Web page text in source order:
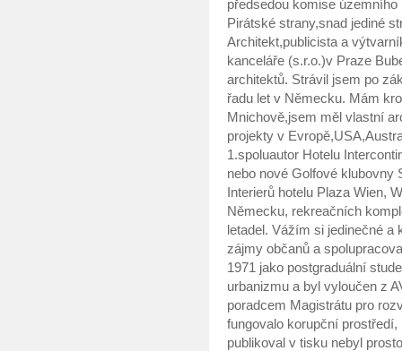
předsedou komise
Pirátské strany,snad jediné
Architekt,publicista a
kanceláře (s.r.o.)v Praze
architektů. Strávil jsem po
řadu let v Německu. Mám
Mnichově,jsem měl vlastní
projekty v
1.spoluautor Hotelu
nebo nové Golfové klubovny
Interierů hotelu Plaza Wien,
Německu, rekreačních
letadel. Vážím si jedinečné a
zájmy občanů a
1971 jako postgraduální
urbanizmu a byl vyloučen z
poradcem Magistrátu pro
fungovalo korupční
publikoval v tisku nebyl